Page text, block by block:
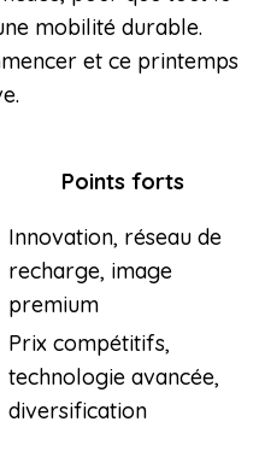
mobilité durable.
et ce printemps
Points forts
Innovation, réseau de
recharge, image
premium
Prix compétitifs,
technologie avancée,
diversification